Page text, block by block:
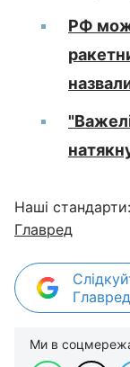
РФ
Наші стандарти:
Главред
Ми в